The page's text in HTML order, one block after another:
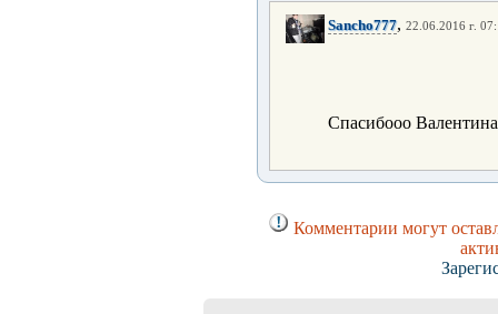
Sancho777, 22.06.2016 г.
Спасибооо
Комментарии могут